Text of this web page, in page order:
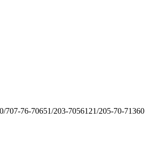
707-76-70651/203-7056121/205-70-71360